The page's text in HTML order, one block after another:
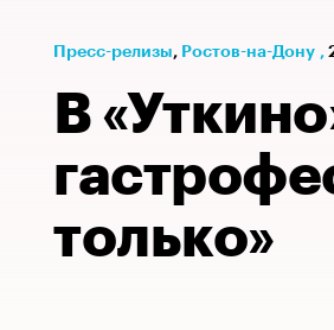
Пресс-релизы⁠, Ростов-на-Дону ,
В
только»